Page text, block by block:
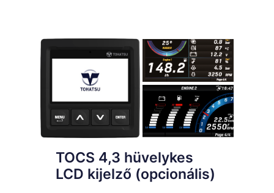
TOCS 4,3 hüvelykes
LCD kijelző (opcionális)